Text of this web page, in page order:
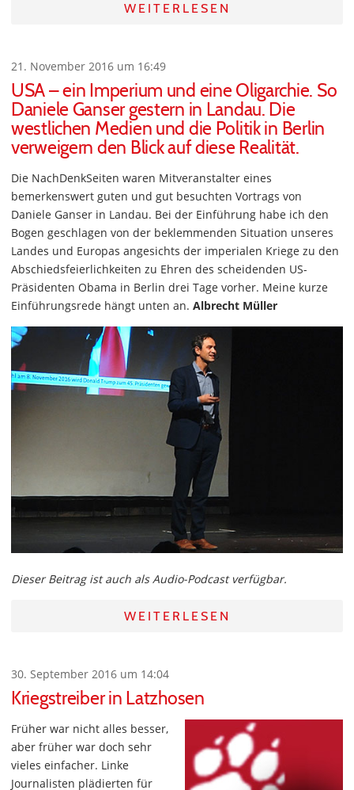
WEITERLESEN
21. November 2016 um 16:49
USA – ein Imperium und eine Oligarchie. So
Daniele Ganser gestern in Landau. Die
westlichen Medien und die Politik in Berlin
verweigern den Blick auf diese Realität.
Die NachDenkSeiten waren Mitveranstalter eines
bemerkenswert guten und gut besuchten Vortrags von
Daniele Ganser in Landau. Bei der Einführung habe ich den
Bogen geschlagen von der beklemmenden Situation unseres
Landes und Europas angesichts der imperialen Kriege zu den
Abschiedsfeierlichkeiten zu Ehren des scheidenden US-
Präsidenten Obama in Berlin drei Tage vorher. Meine kurze
Einführungsrede hängt unten an. Albrecht Müller
Dieser Beitrag ist auch als Audio-Podcast verfügbar.
WEITERLESEN
30. September 2016 um 14:04
Kriegstreiber in Latzhosen
Früher war nicht alles besser,
aber früher war doch sehr
vieles einfacher. Linke
Journalisten plädierten für